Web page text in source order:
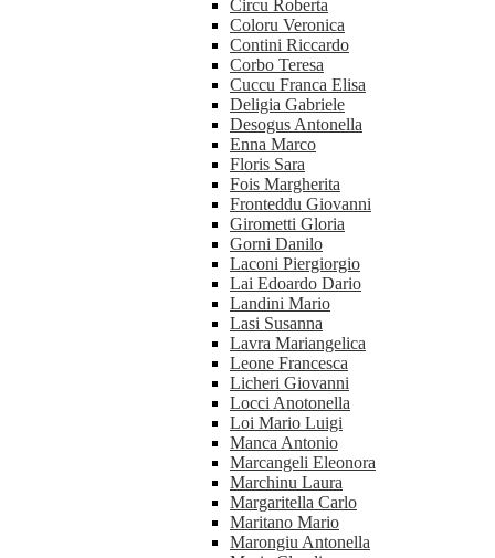
Circu Roberta
Coloru Veronica
Contini Riccardo
Corbo Teresa
Cuccu Franca Elisa
Deligia Gabriele
Desogus Antonella
Enna Marco
Floris Sara
Fois Margherita
Fronteddu Giovanni
Girometti Gloria
Gorni Danilo
Laconi Piergiorgio
Lai Edoardo Dario
Landini Mario
Lasi Susanna
Lavra Mariangelica
Leone Francesca
Licheri Giovanni
Locci Anotonella
Loi Mario Luigi
Manca Antonio
Marcangeli Eleonora
Marchinu Laura
Margaritella Carlo
Maritano Mario
Marongiu Antonella